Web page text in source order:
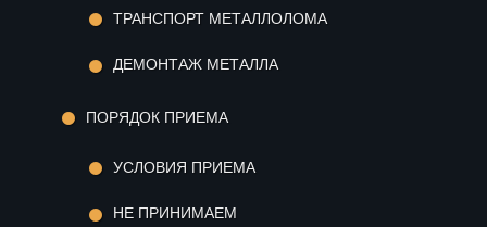
ТРАНСПОРТ МЕТАЛЛОЛОМА
ДЕМОНТАЖ МЕТАЛЛА
ПОРЯДОК ПРИЕМА
УСЛОВИЯ ПРИЕМА
НЕ ПРИНИМАЕМ